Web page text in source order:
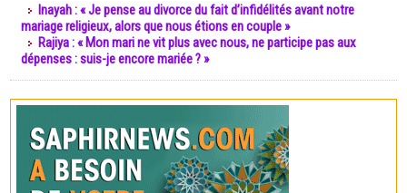
Inayah : « Je pense au divorce du fait d’infidélités avant notre
mariage religieux, alors que nous étions en couple »
Rajiya : « Mon mari ne vit plus avec nous, ne participe pas aux
dépenses : suis-je encore mariée ? »